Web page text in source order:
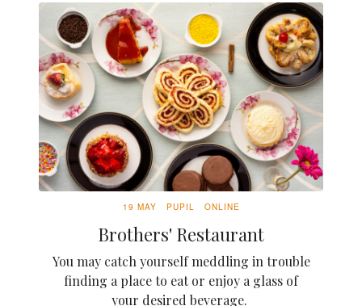
19 MAY PUPIL ONLINE
Brothers' Restaurant
You may catch yourself meddling in trouble
finding a place to eat or enjoy a glass of
your desired beverage.